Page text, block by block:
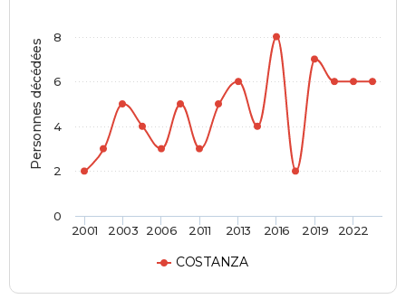
Personnes décédées
COSTANZA
2001 2003 2006 2011 2013 2016 2019 2022
0
2
4
6
8